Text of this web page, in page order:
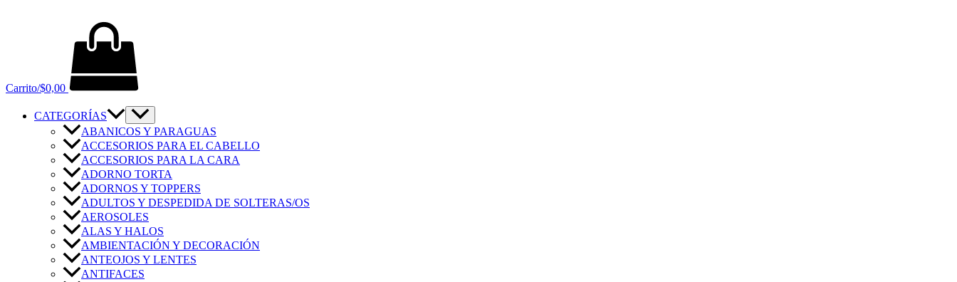
Carrito/$0,00
CATEGORÍAS
ABANICOS Y PARAGUAS
ACCESORIOS PARA EL CABELLO
ACCESORIOS PARA LA CARA
ADORNO TORTA
ADORNOS Y TOPPERS
ADULTOS Y DESPEDIDA DE SOLTERAS/OS
AEROSOLES
ALAS Y HALOS
AMBIENTACIÓN Y DECORACIÓN
ANTEOJOS Y LENTES
ANTIFACES